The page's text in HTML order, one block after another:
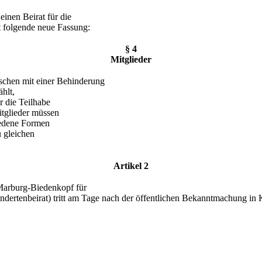
Beirat für die
neue Fassung:
§ 4
Mitglieder
mit einer Behinderung
die Teilhabe
müssen
Formen
gleichen
Artikel 2
Biedenkopf für
tritt am Tage nach der öffentlichen Bekanntmachung in